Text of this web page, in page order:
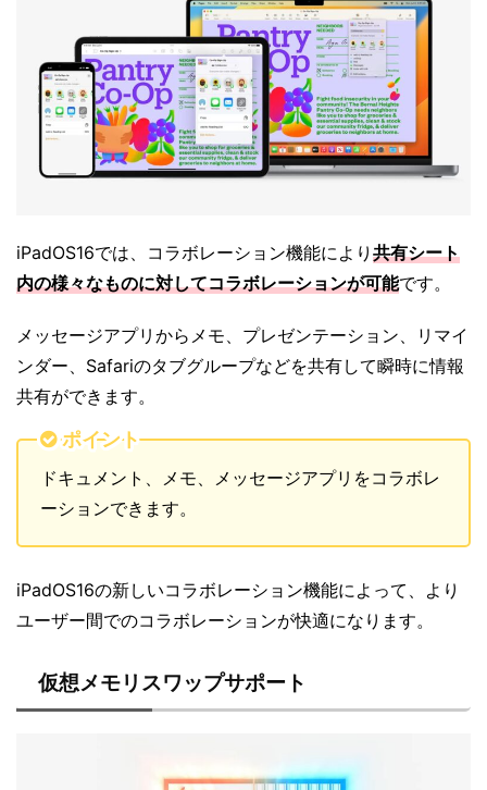
iPadOS16では、コラボレーション機能により 共有シート
内の様々なものに対してコラボレーションが可能です。
メッセージアプリからメモ、プレゼンテーション、リマイ
ンダー、Safariのタブグループなどを共有して瞬時に情報
共有ができます。
ポイント
ドキュメント、メモ、メッセージアプリをコラボレ
ーションできます。
iPadOS16の新しいコラボレーション機能によって、より
ユーザー間でのコラボレーションが快適になります。
仮想メモリスワップサポート